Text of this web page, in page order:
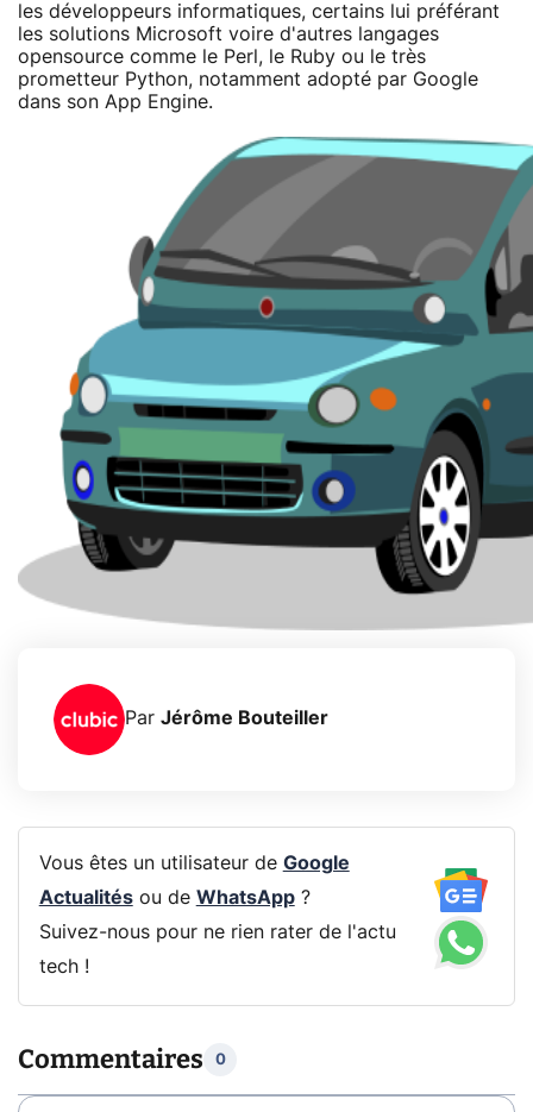
les développeurs informatiques, certains lui préférant
les solutions Microsoft voire d'autres langages
opensource comme le Perl, le Ruby ou le très
prometteur Python, notamment adopté par Google
dans son App Engine.
Par Jérôme Bouteiller
Vous êtes un utilisateur de Google
Actualitésou de WhatsApp?
Suivez-nous pour ne rien rater de l'actu
tech !
Commentaires 0